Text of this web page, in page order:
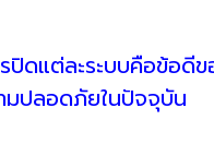
ดแต่ละระบบคือข้อดี
มปลอดภัยในปัจจุบัน